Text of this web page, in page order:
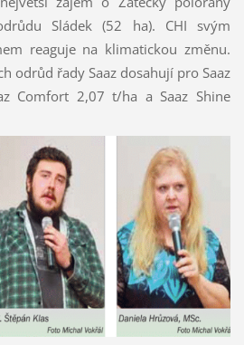
Sládek (52 ha). CHI svým
reaguje na klimatickou změnu.
odrůd řady Saaz dosahují pro Saaz
Comfort 2,07 t/ha a Saaz Shine